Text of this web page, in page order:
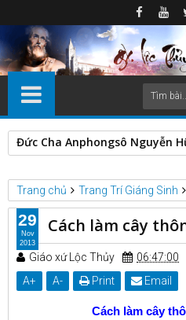
Đức Cha Anphongsô Nguyễn
Trang chủ Trang Trí Giáng Sinh
Cách làm cây
Giáo xứ Lộc Thủy
06:47:00
A+ A- Print Email
Cách làm cây
29
Nov
2013